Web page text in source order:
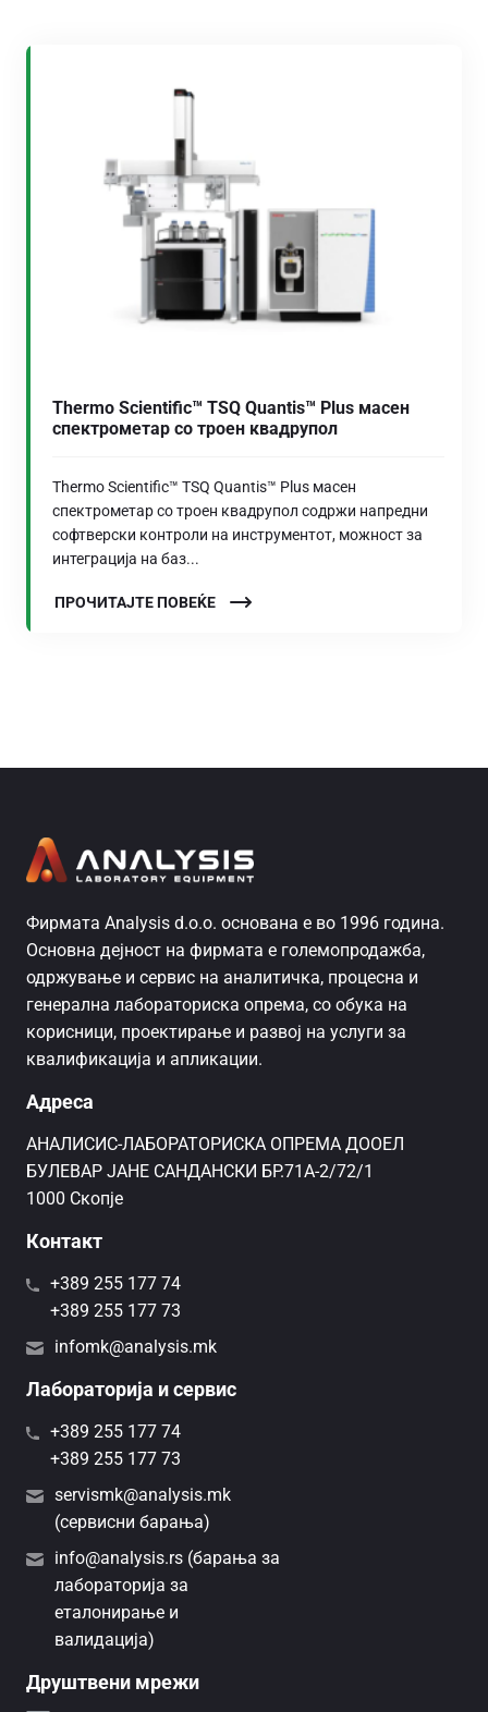
Thermo Scientific™ TSQ Quantis™ Plus масен
спектрометар со троен квадрупол
Thermo Scientific™ TSQ Quantis™ Plus масен
спектрометар со троен квадрупол содржи напредни
софтверски контроли на инструментот, можност за
интеграција на баз...
ПРОЧИТАЈТЕ ПОВЕЌЕ
Фирмата Analysis d.o.o. основана е во 1996 година.
Основна дејност на фирмата е големопродажба,
одржување и сервис на аналитичка, процесна и
генерална лабораториска опрема, со обука на
корисници, проектирање и развој на услуги за
квалификација и апликации.
Адреса
AНАЛИСИС-ЛАБОРАТОРИСКА ОПРЕМА ДООЕЛ
БУЛЕВАР ЈАНЕ САНДАНСКИ БР.71А-2/72/1
1000 Скопје
Контакт
+389 255 177 74
+389 255 177 73
infomk@analysis.mk
Лабораторија и сервис
+389 255 177 74
+389 255 177 73
servismk@analysis.mk
(сервисни барања)
info@analysis.rs (барања за
лабораторија за
еталонирање и
валидација)
Друштвени мрежи